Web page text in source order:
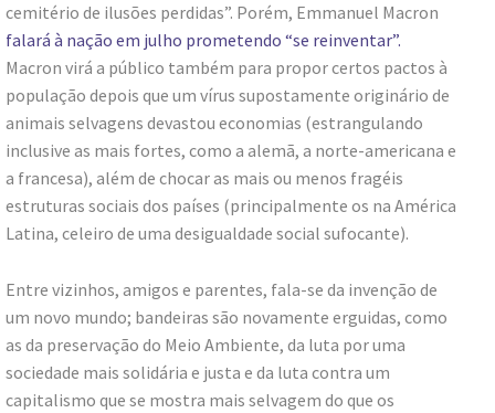
cemitério de ilusões perdidas”. Porém, Emmanuel Macron
falará à nação em julho prometendo “se reinventar”.
Macron virá a público também para propor certos pactos à
população depois que um vírus supostamente originário de
animais selvagens devastou economias (estrangulando
inclusive as mais fortes, como a alemã, a norte-americana e
a francesa), além de chocar as mais ou menos fragéis
estruturas sociais dos países (principalmente os na América
Latina, celeiro de uma desigualdade social sufocante).
Entre vizinhos, amigos e parentes, fala-se da invenção de
um novo mundo; bandeiras são novamente erguidas, como
as da preservação do Meio Ambiente, da luta por uma
sociedade mais solidária e justa e da luta contra um
capitalismo que se mostra mais selvagem do que os